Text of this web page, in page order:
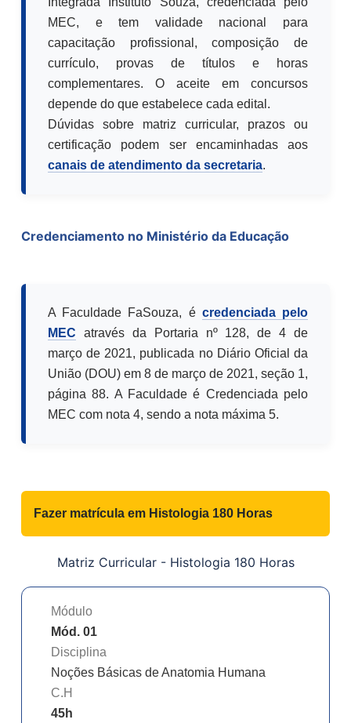
MEC, e tem validade nacional para
capacitação profissional, composição de
currículo, provas de títulos e horas
complementares. O aceite em concursos
depende do que estabelece cada edital.
Dúvidas sobre matriz curricular, prazos ou
certificação podem ser encaminhadas aos
canais de atendimento da secretaria.
Credenciamento no Ministério da Educação
A Faculdade FaSouza, é credenciada pelo
MEC através da Portaria nº 128, de 4 de
março de 2021, publicada no Diário Oficial da
União (DOU) em 8 de março de 2021, seção 1,
página 88. A Faculdade é Credenciada pelo
MEC com nota 4, sendo a nota máxima 5.
Fazer matrícula em Histologia 180 Horas
Matriz Curricular - Histologia 180 Horas
Módulo
Mód. 01
Disciplina
Noções Básicas de Anatomia Humana
C.H
45h